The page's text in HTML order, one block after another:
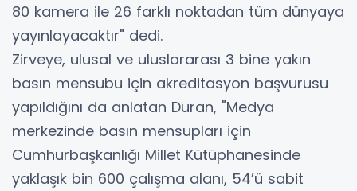
80 kamera ile 26 farklı noktadan tüm dünyaya
yayınlayacaktır" dedi.
Zirveye, ulusal ve uluslararası 3 bine yakın
basın mensubu için akreditasyon başvurusu
yapıldığını da anlatan Duran, "Medya
merkezinde basın mensupları için
Cumhurbaşkanlığı Millet Kütüphanesinde
yaklaşık bin 600 çalışma alanı, 54’ü sabit